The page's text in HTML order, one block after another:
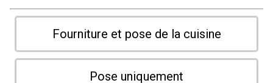
Fourniture et pose de la cuisine
Pose uniquement